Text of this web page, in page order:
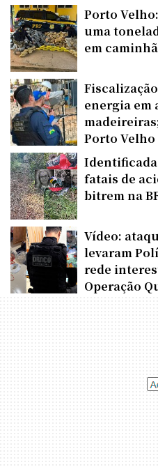
Porto
uma
em
energia em
Porto Velho
fatais de
bitrem na
Vídeo:
levaram
rede
Operação